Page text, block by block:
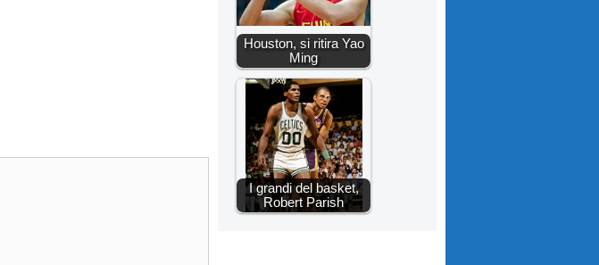
Houston, si ritira Yao
Ming
I grandi del basket,
Robert Parish